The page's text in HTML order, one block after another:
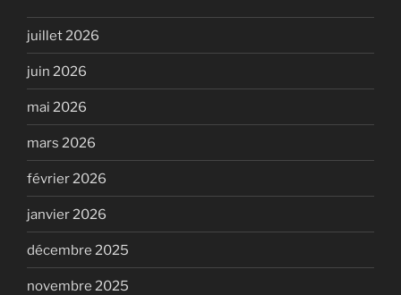
juillet 2026
juin 2026
mai 2026
mars 2026
février 2026
janvier 2026
décembre 2025
novembre 2025